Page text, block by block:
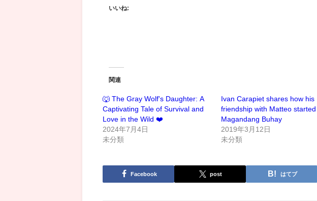
いいね:
関連
🐺 The Gray Wolf's Daughter: A
Captivating Tale of Survival and
Love in the Wild ❤️
2024年7月4日
未分類
Ivan Carapiet shares how his
friendship with Matteo started |
Magandang Buhay
2019年3月12日
未分類
Facebook post はてブ